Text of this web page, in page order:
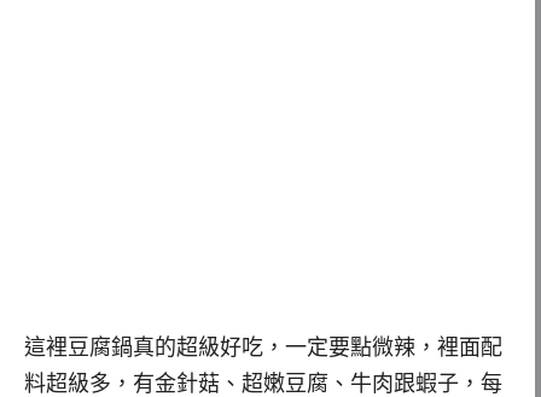
這裡豆腐鍋真的超級好吃，一定要點微辣，裡面配
料超級多，有金針菇、超嫩豆腐、牛肉跟蝦子，每